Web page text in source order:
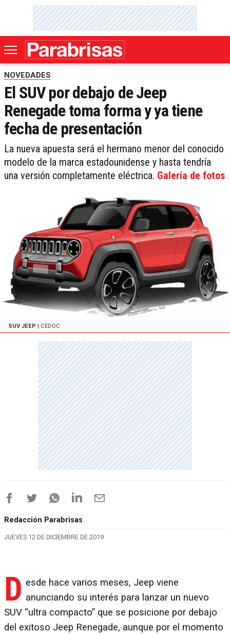
NOVEDADES
El SUV por debajo de Jeep
Renegade toma forma y ya tiene
fecha de presentación
La nueva apuesta será el hermano menor del conocido
modelo de la marca estadounidense y hasta tendría
una versión completamente eléctrica. Galería de fotos
SUV JEEP | CEDOC
Redacción Parabrisas
JUEVES 12 DE DICIEMBRE DE 2019
D esde hace varios meses, Jeep viene
anunciando su interés para lanzar un nuevo
SUV “ultra compacto” que se posicione por debajo
del exitoso Jeep Renegade, aunque por el momento